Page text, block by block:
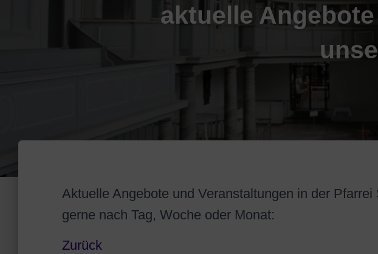
aktuelle
Aktuelle Angebote und Veranstaltungen in der
gerne nach Tag, Woche oder Monat:
Zurück